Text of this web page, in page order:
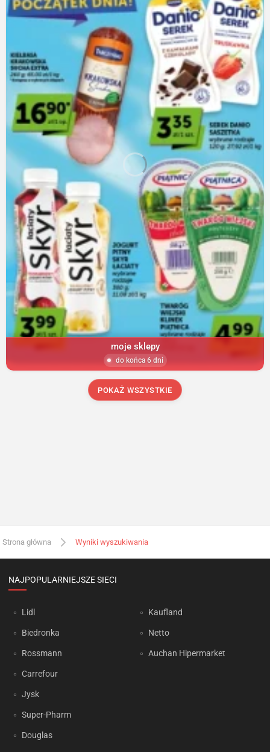
moje sklepy
do końca 6 dni
POKAŻ WSZYSTKIE
Strona główna Wyniki wyszukiwania
NAJPOPULARNIEJSZE SIECI
Lidl
Biedronka
Rossmann
Carrefour
Jysk
Super-Pharm
Douglas
Kaufland
Netto
Auchan Hipermarket